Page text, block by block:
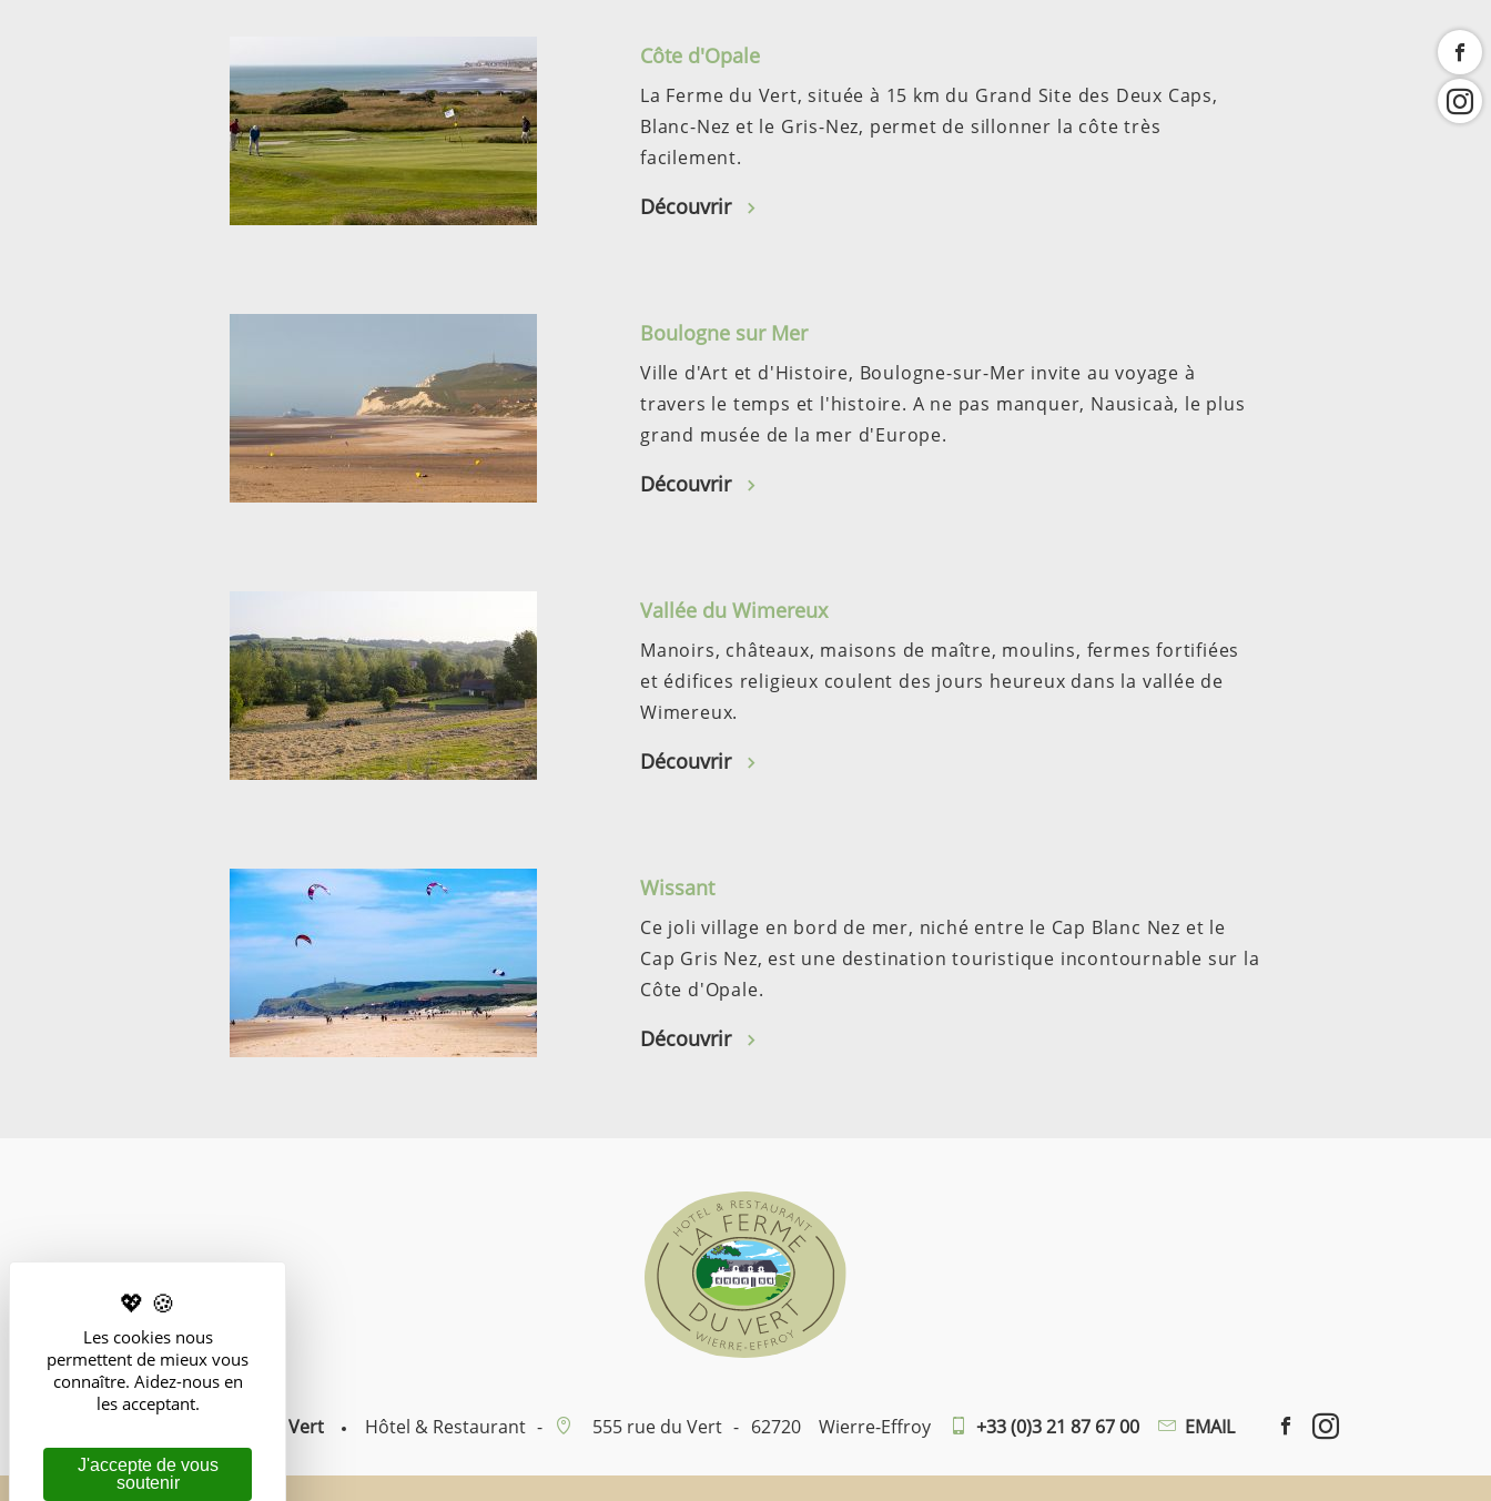
Côte d'Opale
La Ferme du Vert, située à 15 km du Grand Site des Deux Caps,
Blanc-Nez et le Gris-Nez, permet de sillonner la côte très
facilement.
Découvrir
Boulogne sur Mer
Ville d'Art et d'Histoire, Boulogne-sur-Mer invite au voyage à
travers le temps et l'histoire. A ne pas manquer, Nausicaà, le plus
grand musée de la mer d'Europe.
Découvrir
Vallée du Wimereux
Manoirs, châteaux, maisons de maître, moulins, fermes fortifiées
et édifices religieux coulent des jours heureux dans la vallée de
Wimereux.
Découvrir
Wissant
Ce joli village en bord de mer, niché entre le Cap Blanc Nez et le
Cap Gris Nez, est une destination touristique incontournable sur la
Côte d'Opale.
Découvrir
La Ferme du Vert Hôtel & Restaurant - 555 rue du Vert - 62720 Wierre-Effroy +33 (0)3 21 87 67 00 EMAIL
Les cookies nous
permettent de mieux vous
connaître. Aidez-nous en
les acceptant.
J'accepte de vous
soutenir